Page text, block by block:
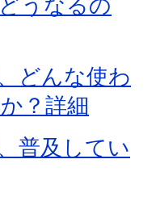
うなるの
どんな使わ
？詳細
普及してい